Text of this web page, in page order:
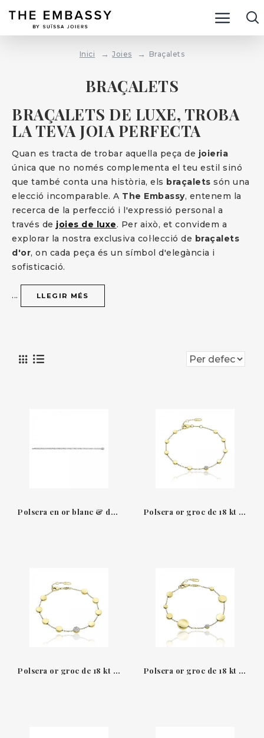
Inici Joies Braçalets
BRAÇALETS
BRAÇALETS DE LUXE, TROBA
LA TEVA JOIA PERFECTA
Quan es tracta de trobar aquella peça de joieria
única que no només complementa el teu estil sinó
que també conta una història, els braçalets són una
elecció incomparable. A The Embassy, entenem la
recerca de la perfecció i l'expressió personal a
través de joies de luxe. Per això, et convidem a
explorar la nostra exclusiva col·lecció de braçalets
d'or, on cada peça és un símbol d'elegància i
sofisticació.
... LLEGIR MÉS
Polsera en or blanc & diamants riviere Leopizzo Polsera or groc de 18 kt i diamants Armillas Glow Chimento
Polsera or groc de 18 kt i diamants Armillas Glow Chimento Polsera or groc de 18 kt i diamants Armillas Glow Chimento